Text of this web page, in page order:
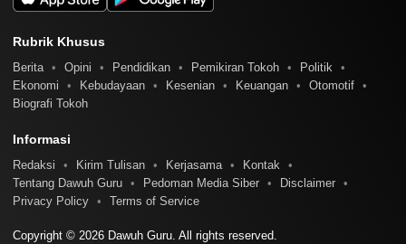
Rubrik Khusus
Berita Opini Pendidikan Pemikiran Tokoh
Politik
Ekonomi
Kebudayaan Kesenian Keuangan
Otomotif
Biografi Tokoh
Informasi
Redaksi Kirim Tulisan Kerjasama
Kontak
Tentang Dawuh Guru
Pedoman Media Siber
Disclaimer
Privacy Policy
Terms of Service
Copyright © 2026 Dawuh Guru. All rights reserved.